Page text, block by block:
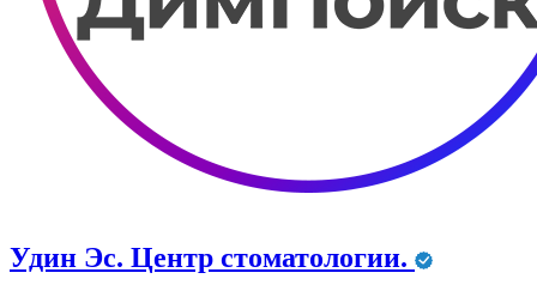
Удин Эс. Центр стоматологии.